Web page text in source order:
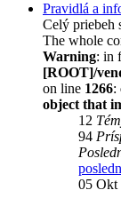
Pravidlá a
Celý priebeh
The whole
Warning: in
[ROOT]/
on line 1266:
object that
12
94
05 Okt